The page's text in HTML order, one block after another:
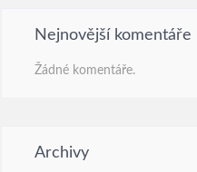
Nejnovější komentáře
Žádné komentáře.
Archivy